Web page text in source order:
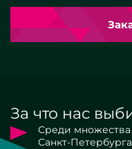
За что нас
Среди
Санкт-Петербурга